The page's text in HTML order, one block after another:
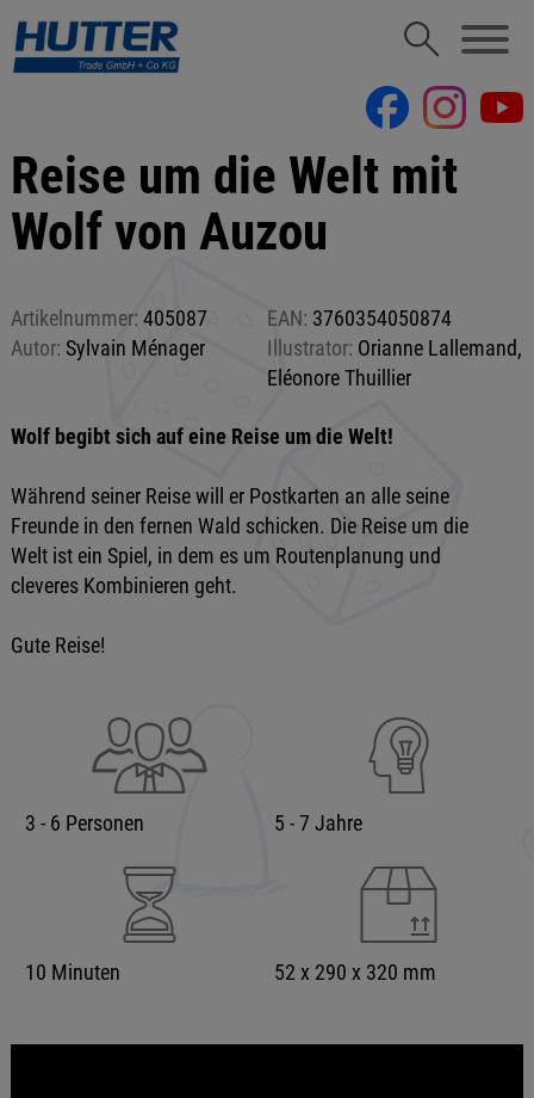
Reise um die Welt mit
Wolf von Auzou
Artikelnummer: 405087 EAN: 3760354050874
Autor: Sylvain Ménager Illustrator: Orianne Lallemand,
Eléonore Thuillier
Wolf begibt sich auf eine Reise um die Welt!
Während seiner Reise will er Postkarten an alle seine
Freunde in den fernen Wald schicken. Die Reise um die
Welt ist ein Spiel, in dem es um Routenplanung und
cleveres Kombinieren geht.
Gute Reise!
3 - 6 Personen 5 - 7 Jahre
10 Minuten 52 x 290 x 320 mm